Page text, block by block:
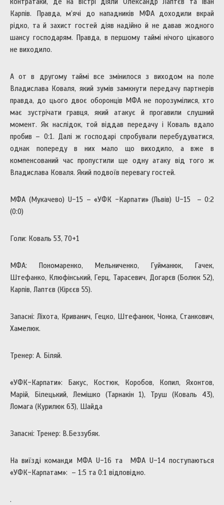
Карпів. Правда, м’ячі до нападників МФА доходили вкрай
рідко, та й захист гостей діяв надійно й не давав жодного
шансу господарям. Правда, в першому таймі нічого цікавого
не виходило.
А от в другому таймі все змінилося з виходом на поле
Владислава Коваля, який зумів замкнути передачу партнерів
правда, до цього двоє оборонців МФА не порозумілися, хто
має зустрічати гравця, який атакує й прогавили слушний
момент. Як наслідок, той віддав передачу і Коваль вдало
пробив – 0:1. Далі ж господарі спробували перебудуватися,
однак попереду в них мало що виходило, а вже в
компенсований час пропустили ще одну атаку від того ж
Владислава Коваля. Який подвоїв перевагу гостей.
МФА (Мукачево) U-15 – «УФК -Карпати» (Львів) U-15 – 0:2
(0:0)
Голи: Коваль 53, 70+1
МФА: Пономаренко, Мельниченко, Гуйманюк, Гачек,
Штефанко, Клюфінський, Герц, Тарасевич, Догарєв (Болюк 52),
Карпів, Лаптєв (Кірєєв 55).
Запасні: Ліхота, Криванич, Гецко, Штефанюк, Чонка, Станкович,
Хамелюк.
Тренер: А. Біляй.
«УФК-Карпати»: Бакус, Костюк, Коробов, Копил, Яхонтов,
Марій, Білецький, Лемішко (Тарнакін 1), Труш (Коваль 43),
Ломага (Курилюк 63), Шайда
Запасні: Тренер: В.Беззубяк.
На виїзді команди МФА U-16 та МФА U-14 поступаються
«УФК-Карпатам»: – 1:5 та 0:1 відповідно.
.